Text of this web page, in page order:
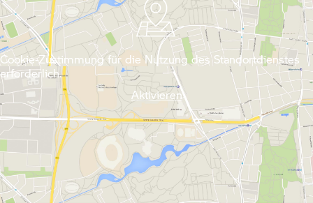
Cookie-Zustimmung für die Nutzung des Standortdienstes
erforderlich.
Aktivieren